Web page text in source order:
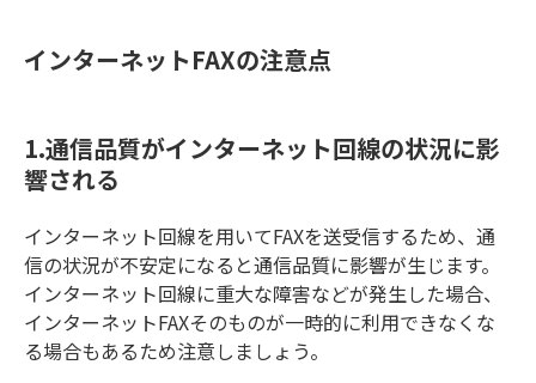
インターネットFAXの注意点
1.通信品質がインターネット回線の状況に影
響される
インターネット回線を用いてFAXを送受信するため、通
信の状況が不安定になると通信品質に影響が生じます。
インターネット回線に重大な障害などが発生した場合、
インターネットFAXそのものが一時的に利用できなくな
る場合もあるため注意しましょう。